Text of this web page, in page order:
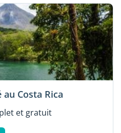
Costa Rica
et gratuit